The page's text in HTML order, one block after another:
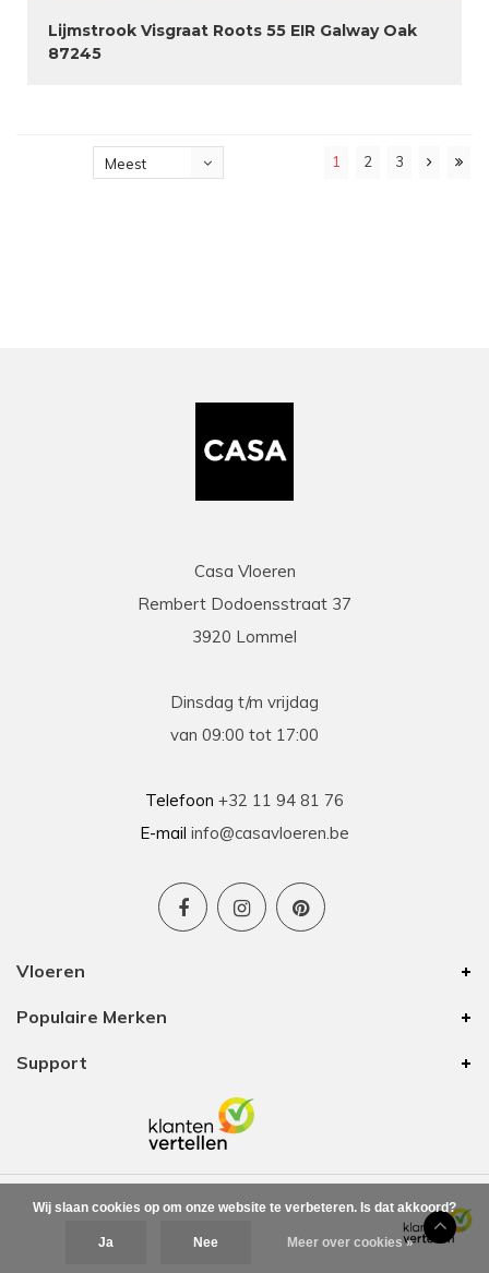
Lijmstrook Visgraat Roots 55 EIR Galway Oak
87245
Meest
1 2 3
Casa Vloeren
Rembert Dodoensstraat 37
3920 Lommel
Dinsdag t/m vrijdag
van 09:00 tot 17:00
Telefoon +32 11 94 81 76
E-mail info@casavloeren.be
Vloeren
Populaire Merken
Support
Wij slaan cookies op om onze website te verbeteren. Is dat akkoord?
Ja Nee Meer over cookies »